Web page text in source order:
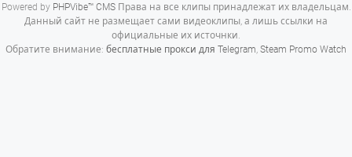
Powered by PHPVibe™ CMSПрава на все клипы принадлежат их владельцам.
Данный сайт не размещает сами видеоклипы, а лишь ссылки на
официальные их источнки.
Обратите внимание: бесплатные прокси для Telegram, Steam Promo Watch